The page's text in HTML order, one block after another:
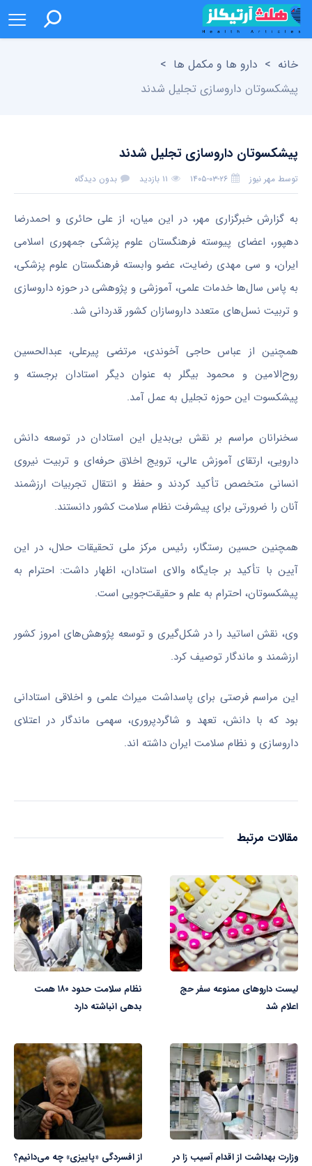
خانه > دارو ها و مکمل ها >
پیشکسوتان داروسازی تجلیل شدند
پیشکسوتان داروسازی تجلیل شدند
توسط مهر نیوز ۱۴۰۵-۰۳-۲۶ ۱۱ بازدید بدون دیدگاه
به گزارش خبرگزاری مهر، در این میان، از علی حائری و احمدرضا
دهپور، اعضای پیوسته فرهنگستان علوم پزشکی جمهوری اسلامی
ایران، و سی مهدی رضایت، عضو وابسته فرهنگستان علوم پزشکی،
به پاس سال‌ها خدمات علمی، آموزشی و پژوهشی در حوزه داروسازی
و تربیت نسل‌های متعدد داروسازان کشور قدردانی شد.
همچنین از عباس حاجی آخوندی، مرتضی پیرعلی، عبدالحسین
روح‌الامین و محمود بیگلر به عنوان دیگر استادان برجسته و
پیشکسوت این حوزه تجلیل به عمل آمد.
سخنرانان مراسم بر نقش بی‌بدیل این استادان در توسعه دانش
دارویی، ارتقای آموزش عالی، ترویج اخلاق حرفه‌ای و تربیت نیروی
انسانی متخصص تأکید کردند و حفظ و انتقال تجربیات ارزشمند
آنان را ضرورتی برای پیشرفت نظام سلامت کشور دانستند.
همچنین حسین رستگار، رئیس مرکز ملی تحقیقات حلال، در این
آیین با تأکید بر جایگاه والای استادان، اظهار داشت: احترام به
پیشکسوتان، احترام به علم و حقیقت‌جویی است.
وی، نقش اساتید را در شکل‌گیری و توسعه پژوهش‌های امروز کشور
ارزشمند و ماندگار توصیف کرد.
این مراسم فرصتی برای پاسداشت میراث علمی و اخلاقی استادانی
بود که با دانش، تعهد و شاگردپروری، سهمی ماندگار در اعتلای
داروسازی و نظام سلامت ایران داشته اند.
مقالات مرتبط
لیست داروهای ممنوعه سفر حج
اعلام شد
نظام سلامت حدود ۱۸۰ همت
بدهی انباشته دارد
وزارت بهداشت از اقدام آسیب زا در
از افسردگی «پاییزی» چه می‌دانیم؟